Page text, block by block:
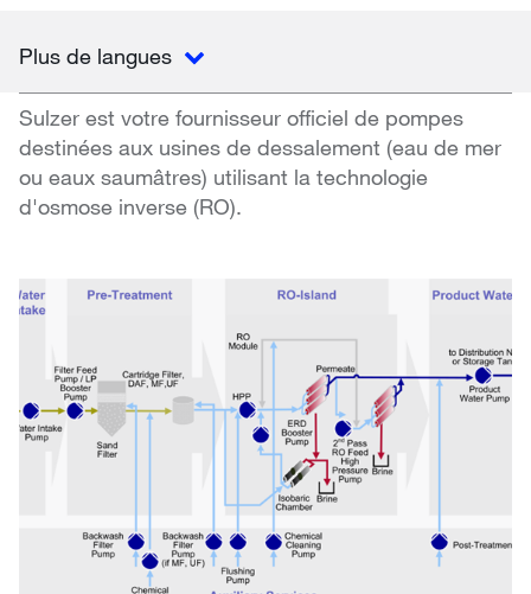
Plus de langues
Sulzer est votre fournisseur officiel de pompes
destinées aux usines de dessalement (eau de mer
ou eaux saumâtres) utilisant la technologie
d'osmose inverse (RO).